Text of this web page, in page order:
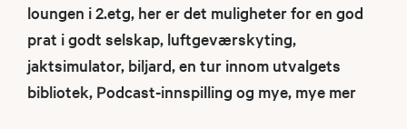
loungen i 2.etg, her er det muligheter for en god
prat i godt selskap, luftgeværskyting,
jaktsimulator, biljard, en tur innom utvalgets
bibliotek, Podcast-innspilling og mye, mye mer